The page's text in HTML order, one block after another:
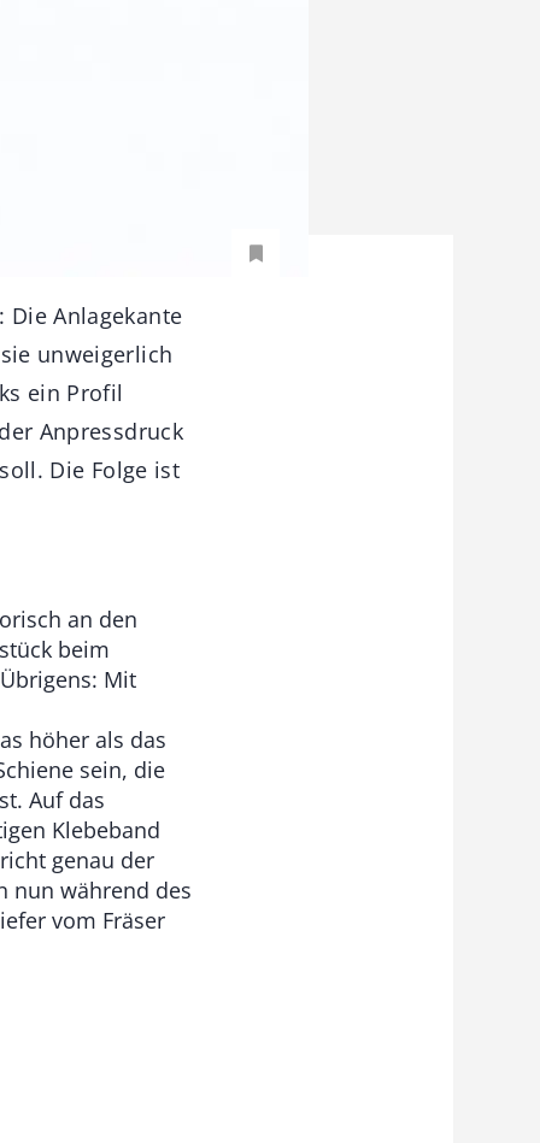
Anlagekante
unweigerlich
ein Profil
Anpressdruck
Die Folge ist
an den
beim
Mit
höher als das
sein, die
Auf das
Klebeband
genau der
nun während des
vom Fräser